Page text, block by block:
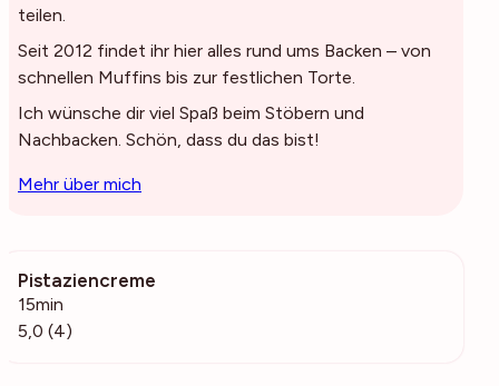
teilen.
Seit 2012 findet ihr hier alles rund ums Backen – von
schnellen Muffins bis zur festlichen Torte.
Ich wünsche dir viel Spaß beim Stöbern und
Nachbacken. Schön, dass du das bist!
Mehr über mich
Pistaziencreme
15min
5,0 (4)